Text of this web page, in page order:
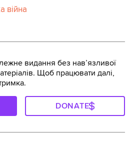
війна
видання без навʼязливої
Щоб працювати далі,
DONATE